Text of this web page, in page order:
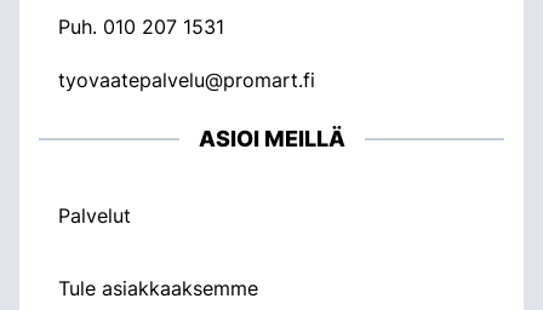
Puh. 010 207 1531
tyovaatepalvelu@promart.fi
ASIOI MEILLÄ
Palvelut
Tule asiakkaaksemme